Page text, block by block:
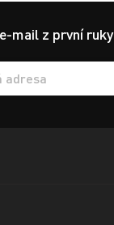
mail z první ruky